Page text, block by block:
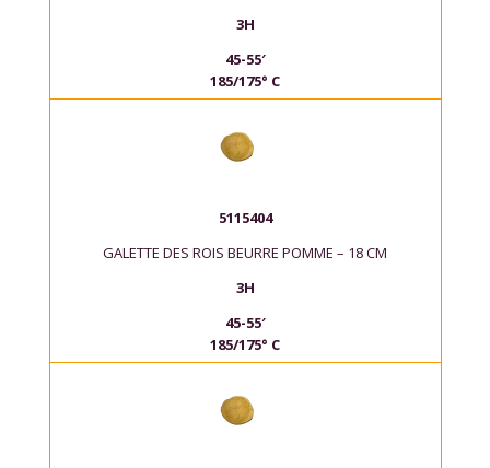
3H
45-55′
185/175° C
5115404
GALETTE DES ROIS BEURRE POMME – 18 CM
3H
45-55′
185/175° C